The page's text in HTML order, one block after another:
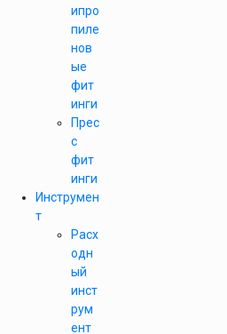
ипро
пиле
нов
ые
фит
инги
Прес
с
фит
инги
Инструмен
т
Расх
одн
ый
инст
рум
ент